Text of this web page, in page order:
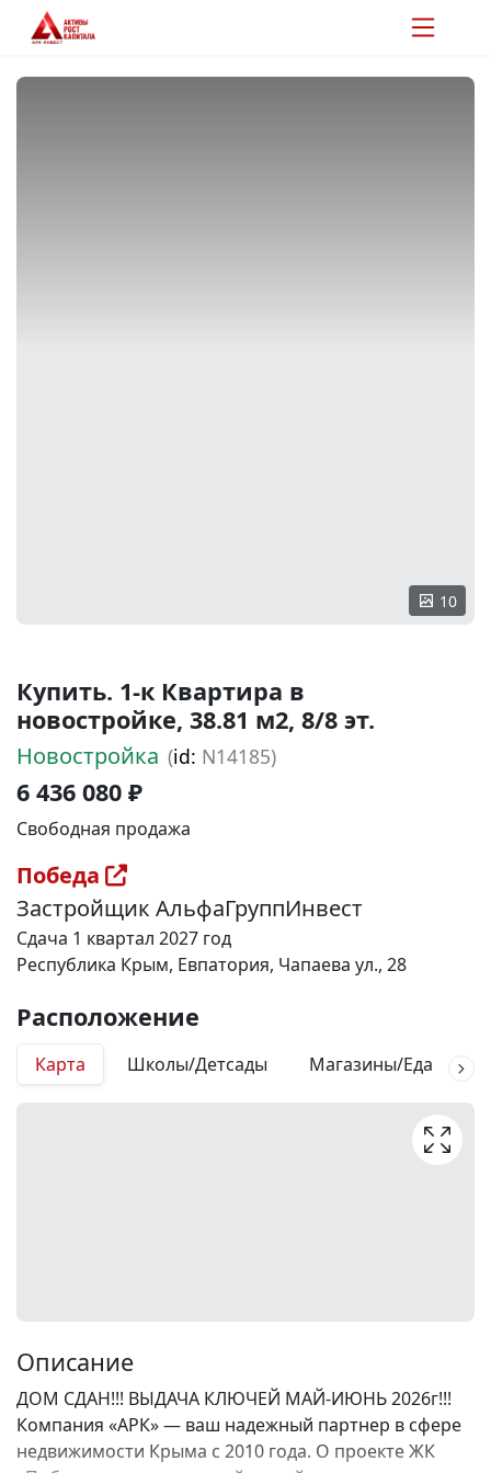
10
Купить. 1-к Квартира в
новостройке, 38.81 м2, 8/8 эт.
Новостройка (id: N14185)
6 436 080 ₽
Свободная продажа
Победа
Застройщик АльфаГруппИнвест
Сдача 1 квартал 2027 год
Республика Крым, Евпатория, Чапаева ул., 28
Расположение
Карта Школы/Детсады Магазины/Еда
Описание
ДОМ СДАН!!! ВЫДАЧА КЛЮЧЕЙ МАЙ-ИЮНЬ 2026г!!!
Компания «АРК» — ваш надежный партнер в сфере
недвижимости Крыма с 2010 года. О проекте ЖК